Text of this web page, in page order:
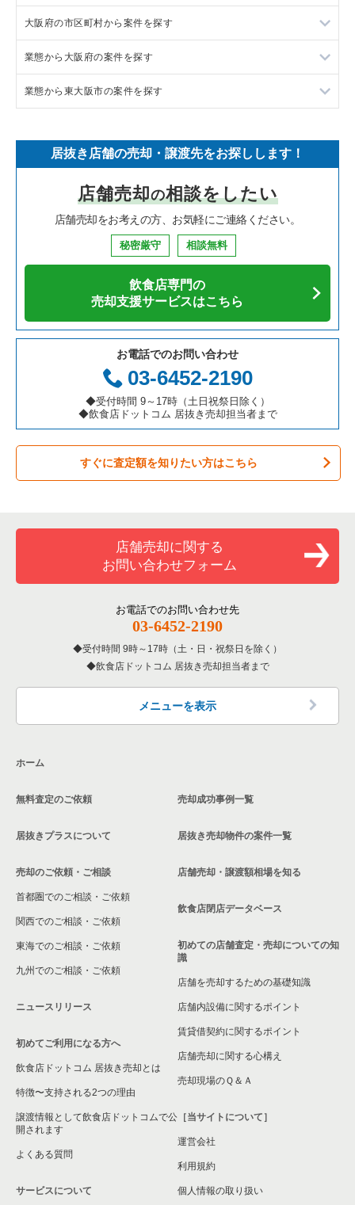
フランス料理の居抜き売却物件の案件一覧
イタリア料理の居抜き売却物件の案件一覧
中華の居抜き売却物件の案件一覧
寿司の居抜き売却物件の案件一覧
焼肉の居抜き売却物件の案件一覧
鉄板焼き・お好み焼の居抜き売却物件の案件一覧
カフェの居抜き売却物件の案件一覧
テイクアウトの居抜き売却物件の案件一覧
お弁当・惣菜・デリの居抜き売却物件の案件一覧
カラオケ・パブ・スナックの居抜き売却物件の案件一覧
バーの居抜き売却物件の案件一覧
居酒屋・ダイニングバーの居抜き売却物件の案件一覧
洋食の居抜き売却物件の案件一覧
その他の居抜き売却物件の案件一覧
東京23区の飲食店の居抜き売却物件の案件一覧
東京都下の飲食店の居抜き売却物件の案件一覧
千葉県の飲食店の居抜き売却物件の案件一覧
神奈川県の飲食店の居抜き売却物件の案件一覧
大阪府の飲食店の居抜き売却物件の案件一覧
兵庫県の飲食店の居抜き売却物件の案件一覧
愛知県の飲食店の居抜き売却物件の案件一覧
岐阜県の飲食店の居抜き売却物件の案件一覧
三重県の飲食店の居抜き売却物件の案件一覧
大阪府の市区町村から案件を探す
大阪市北区の飲食店の居抜き売却物件の案件一覧
大阪市中央区の飲食店の居抜き売却物件の案件一覧
堺市北区の飲食店の居抜き売却物件の案件一覧
堺市中区の飲食店の居抜き売却物件の案件一覧
大阪市西区の飲食店の居抜き売却物件の案件一覧
大阪市福島区の飲食店の居抜き売却物件の案件一覧
豊中市の飲食店の居抜き売却物件の案件一覧
大阪市都島区の飲食店の居抜き売却物件の案件一覧
大阪市阿倍野区の飲食店の居抜き売却物件の案件一覧
東大阪市の飲食店の居抜き売却物件の案件一覧
吹田市の飲食店の居抜き売却物件の案件一覧
大阪市東住吉区の飲食店の居抜き売却物件の案件一覧
門真市の飲食店の居抜き売却物件の案件一覧
大阪市天王寺区の飲食店の居抜き売却物件の案件一覧
高石市の飲食店の居抜き売却物件の案件一覧
大阪市鶴見区の飲食店の居抜き売却物件の案件一覧
大阪市浪速区の飲食店の居抜き売却物件の案件一覧
八尾市の飲食店の居抜き売却物件の案件一覧
大東市の飲食店の居抜き売却物件の案件一覧
箕面市の飲食店の居抜き売却物件の案件一覧
大阪市淀川区の飲食店の居抜き売却物件の案件一覧
大阪市東成区の飲食店の居抜き売却物件の案件一覧
大阪市城東区の飲食店の居抜き売却物件の案件一覧
大阪市旭区の飲食店の居抜き売却物件の案件一覧
和泉市の飲食店の居抜き売却物件の案件一覧
池田市の飲食店の居抜き売却物件の案件一覧
業態から大阪府の案件を探す
大阪府のラーメンの居抜き売却物件の案件一覧
大阪府のイタリア料理の居抜き売却物件の案件一覧
大阪府の中華の居抜き売却物件の案件一覧
大阪府のそば・うどんの居抜き売却物件の案件一覧
大阪府の焼肉の居抜き売却物件の案件一覧
大阪府の鉄板焼き・お好み焼の居抜き売却物件の案件一覧
大阪府のアジア料理の居抜き売却物件の案件一覧
大阪府のカフェの居抜き売却物件の案件一覧
大阪府のテイクアウトの居抜き売却物件の案件一覧
大阪府のお弁当・惣菜・デリの居抜き売却物件の案件一覧
大阪府のバーの居抜き売却物件の案件一覧
大阪府の居酒屋・ダイニングバーの居抜き売却物件の案件一覧
大阪府の和食の居抜き売却物件の案件一覧
大阪府の洋食の居抜き売却物件の案件一覧
大阪府のその他の居抜き売却物件の案件一覧
業態から東大阪市の案件を探す
東大阪市のイタリア料理の居抜き売却物件の案件一覧
東大阪市の焼肉の居抜き売却物件の案件一覧
東大阪市のアジア料理の居抜き売却物件の案件一覧
東大阪市のお弁当・惣菜・デリの居抜き売却物件の案件一覧
東大阪市のカラオケ・パブ・スナックの居抜き売却物件の案件
東大阪市のバーの居抜き売却物件の案件一覧
東大阪市の居酒屋・ダイニングバーの居抜き売却物件の案件一
覧
東大阪市の和食の居抜き売却物件の案件一覧
東大阪市のその他の居抜き売却物件の案件一覧
居抜き店舗の売却・譲渡先をお探しします！
店舗売却の相談をしたい
店舗売却をお考えの方、お気軽にご連絡ください。
秘密厳守 相談無料
飲食店専門の
売却支援サービスはこちら
お電話でのお問い合わせ
03-6452-2190
◆受付時間 9～17時（土日祝祭日除く）
◆飲食店ドットコム 居抜き売却担当者まで
すぐに査定額を知りたい方はこちら
店舗売却に関する
お問い合わせフォーム
お電話でのお問い合わせ先
03-6452-2190
受付時間 9時～17時（土・日・祝祭日を除く）
飲食店ドットコム 居抜き売却担当者まで
メニューを表示
ホーム
無料査定のご依頼
居抜きプラスについて
売却のご依頼・ご相談
首都圏でのご相談・ご依頼
関西でのご相談・ご依頼
東海でのご相談・ご依頼
九州でのご相談・ご依頼
ニュースリリース
初めてご利用になる方へ
飲食店ドットコム 居抜き売却とは
特徴〜支持される2つの理由
譲渡情報として飲食店ドットコムで公
開されます
よくある質問
サービスについて
売却成功事例一覧
居抜き売却物件の案件一覧
店舗売却・譲渡額相場を知る
飲食店閉店データベース
初めての店舗査定・売却についての知
識
店舗を売却するための基礎知識
店舗内設備に関するポイント
賃貸借契約に関するポイント
店舗売却に関する心構え
売却現場のＱ＆Ａ
［当サイトについて］
運営会社
利用規約
個人情報の取り扱い